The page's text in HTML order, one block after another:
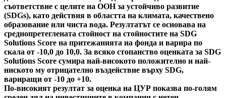
съответствие с целите на ООН за устойчиво развитие
(SDGs), като действия в областта на климата, качествено
образование или чиста вода. Резултатът се основава на
среднопретеглената стойност на стойностите на SDG
Solutions Score на притежанията на фонда и варира по
скала от -10,0 до 10,0. За всяко стопанство оценката за SDG
Solutions Score сумира най-високото положително и най-
ниското му отрицателно въздействие върху SDG,
вариращи от -10 до +10.
По-високият резултат за оценка на ЦУР показва по-голям